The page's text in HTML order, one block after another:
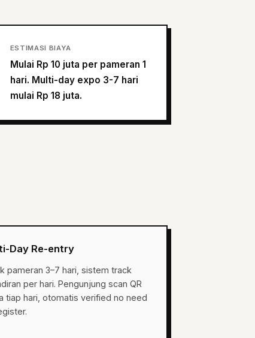
ESTIMASI BIAYA
Mulai Rp 10 juta per pameran 1
hari. Multi-day expo 3-7 hari
mulai Rp 18 juta.
Day Re-entry
pameran 3–7 hari, sistem track
per hari. Pengunjung scan QR
tiap hari, otomatis verified no need